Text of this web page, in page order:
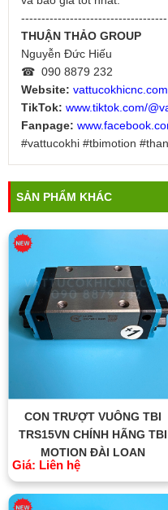
------------------------------------
THUẬN THẢO GROUP
Nguyễn Đức Hiếu
☎ 090 8879 232
Website: vattucokhicnc.com
TikTok: www.tiktok.com/
Fanpage:
#vattucokhi #tbimotion
SẢN PHẨM KHÁC
CON TRƯỢT VUÔNG TBI
TRS15VN CHÍNH HÃNG TBI
MOTION ĐÀI LOAN
Giá: Liên hệ